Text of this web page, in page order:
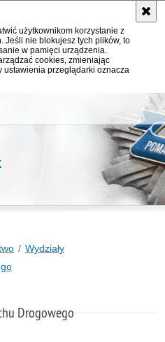
użytkownikom korzystanie z
Jeśli nie blokujesz tych plików, to
w pamięci urządzenia.
cookies, zmieniając
ustawienia przeglądarki oznacza
Wydziały
Drogowego